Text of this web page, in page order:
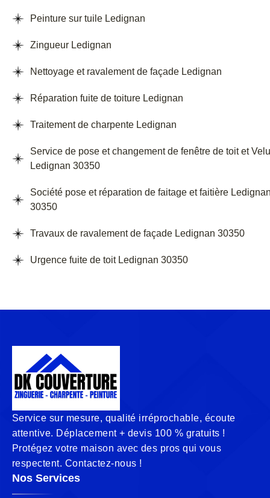
Peinture sur tuile Ledignan
Zingueur Ledignan
Nettoyage et ravalement de façade Ledignan
Réparation fuite de toiture Ledignan
Traitement de charpente Ledignan
Service de pose et changement de fenêtre de toit et
Ledignan 30350
Société pose et réparation de faitage et faitière
30350
Travaux de ravalement de façade Ledignan 30350
Urgence fuite de toit Ledignan 30350
Service sur mesure, qualité irréprochable, écoute
attentive. Déplacement + devis 100 % gratuits !
Protégez votre maison avec des pros qui vous
respectent. Contactez-nous !
Nos Services